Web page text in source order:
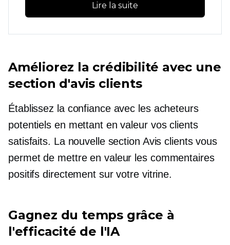
Lire la suite
Améliorez la crédibilité avec une
section d'avis clients
Établissez la confiance avec les acheteurs
potentiels en mettant en valeur vos clients
satisfaits. La nouvelle section Avis clients vous
permet de mettre en valeur les commentaires
positifs directement sur votre vitrine.
Gagnez du temps grâce à
l'efficacité de l'IA